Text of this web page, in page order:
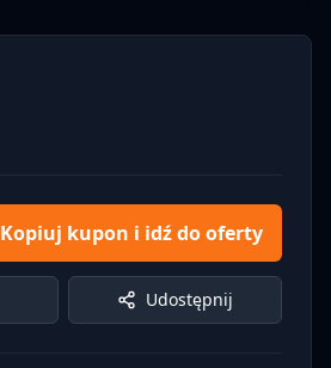
Kopiuj kupon i idź do oferty
Udostępnij